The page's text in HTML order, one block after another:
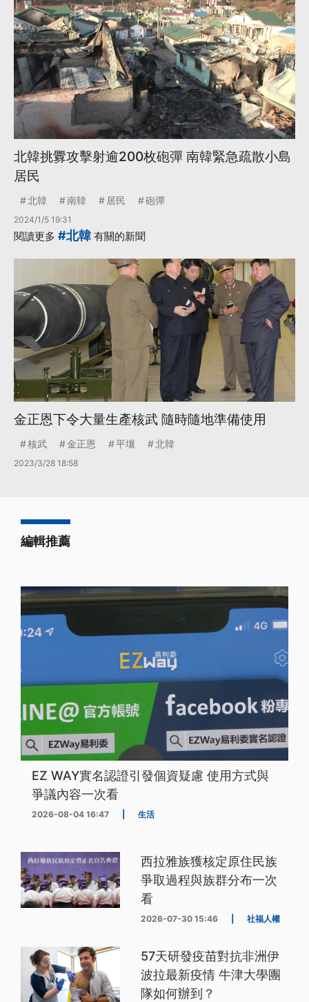
北韓挑釁攻擊射逾200枚砲彈 南韓緊急疏散小島
居民
北韓 南韓 居民 砲彈
2024/1/5 19:31
閱讀更多 #北韓 有關的新聞
金正恩下令大量生產核武 隨時隨地準備使用
核武 金正恩 平壤 北韓
2023/3/28 18:58
編輯推薦
EZ WAY實名認證引發個資疑慮 使用方式與
爭議內容一次看
2026-08-04 16:47 生活
西拉雅族獲核定原住民族
爭取過程與族群分布一次
看
2026-07-30 15:46 社福人權
57天研發疫苗對抗非洲伊
波拉最新疫情 牛津大學團
隊如何辦到？